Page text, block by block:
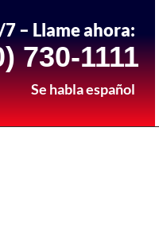
– Llame ahora:
730-1111
Se habla español